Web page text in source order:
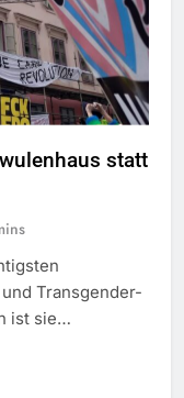
statt
Transgender-
ist sie…